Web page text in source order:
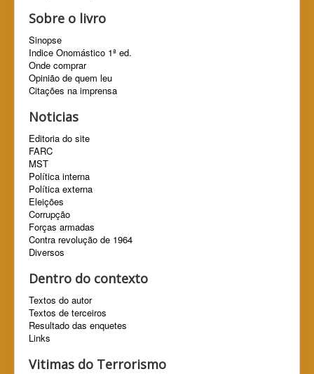
Sobre o livro
Sinopse
Indice Onomástico 1ª ed.
Onde comprar
Opinião de quem leu
Citações na imprensa
Noticias
Editoria do site
FARC
MST
Política interna
Política externa
Eleições
Corrupção
Forças armadas
Contra revolução de 1964
Diversos
Dentro do contexto
Textos do autor
Textos de terceiros
Resultado das enquetes
Links
Vitimas do Terrorismo